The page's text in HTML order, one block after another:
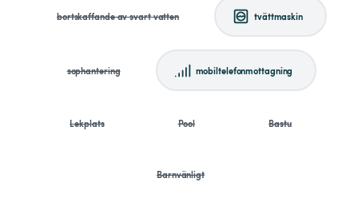
bortskaffande av svart vatten tvättmaskin
sophantering mobiltelefonmottagning
Lekplats Pool Bastu
Barnvänligt